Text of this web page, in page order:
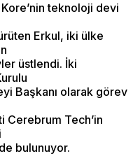
Kore’nin teknoloji devi
Erkul, iki ülke
üstlendi. İki
Başkanı olarak görev
Cerebrum Tech’in
bulunuyor.